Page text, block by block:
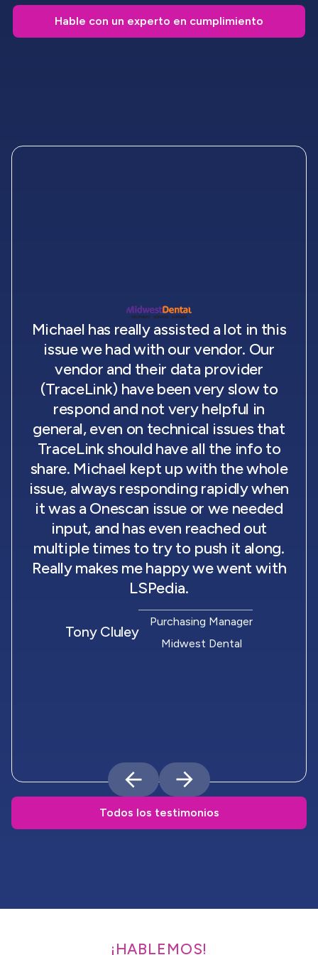
Hable con un experto en cumplimiento
Michael has really assisted a lot in this
issue we had with our vendor. Our
vendor and their data provider
(TraceLink) have been very slow to
respond and not very helpful in
general, even on technical issues that
TraceLink should have all the info to
share. Michael kept up with the whole
issue, always responding rapidly when
it was a Onescan issue or we needed
input, and has even reached out
multiple times to try to push it along.
Really makes me happy we went with
LSPedia.
Tony Cluley
Purchasing Manager
Midwest Dental
Todos los testimonios
¡HABLEMOS!